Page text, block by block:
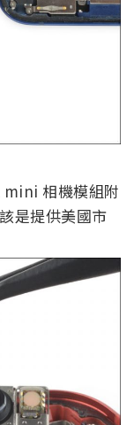
相機模組附
是提供美國市